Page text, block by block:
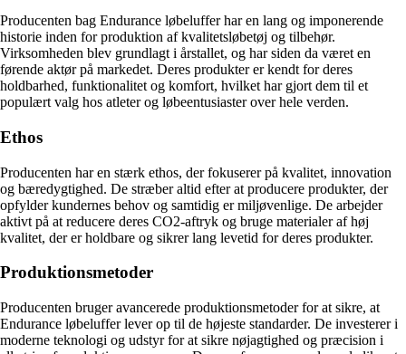
Producenten bag Endurance løbeluffer har en lang og imponerende
historie inden for produktion af kvalitetsløbetøj og tilbehør.
Virksomheden blev grundlagt i årstallet, og har siden da været en
førende aktør på markedet. Deres produkter er kendt for deres
holdbarhed, funktionalitet og komfort, hvilket har gjort dem til et
populært valg hos atleter og løbeentusiaster over hele verden.
Ethos
Producenten har en stærk ethos, der fokuserer på kvalitet, innovation
og bæredygtighed. De stræber altid efter at producere produkter, der
opfylder kundernes behov og samtidig er miljøvenlige. De arbejder
aktivt på at reducere deres CO2-aftryk og bruge materialer af høj
kvalitet, der er holdbare og sikrer lang levetid for deres produkter.
Produktionsmetoder
Producenten bruger avancerede produktionsmetoder for at sikre, at
Endurance løbeluffer lever op til de højeste standarder. De investerer i
moderne teknologi og udstyr for at sikre nøjagtighed og præcision i